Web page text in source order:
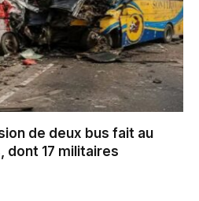
de deux bus fait au
dont 17 militaires